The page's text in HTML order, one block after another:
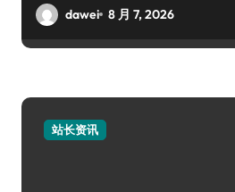
dawei 8 月 7, 2026
站长资讯